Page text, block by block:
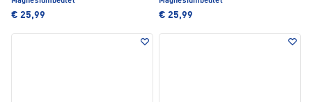
€ 25,99 € 25,99